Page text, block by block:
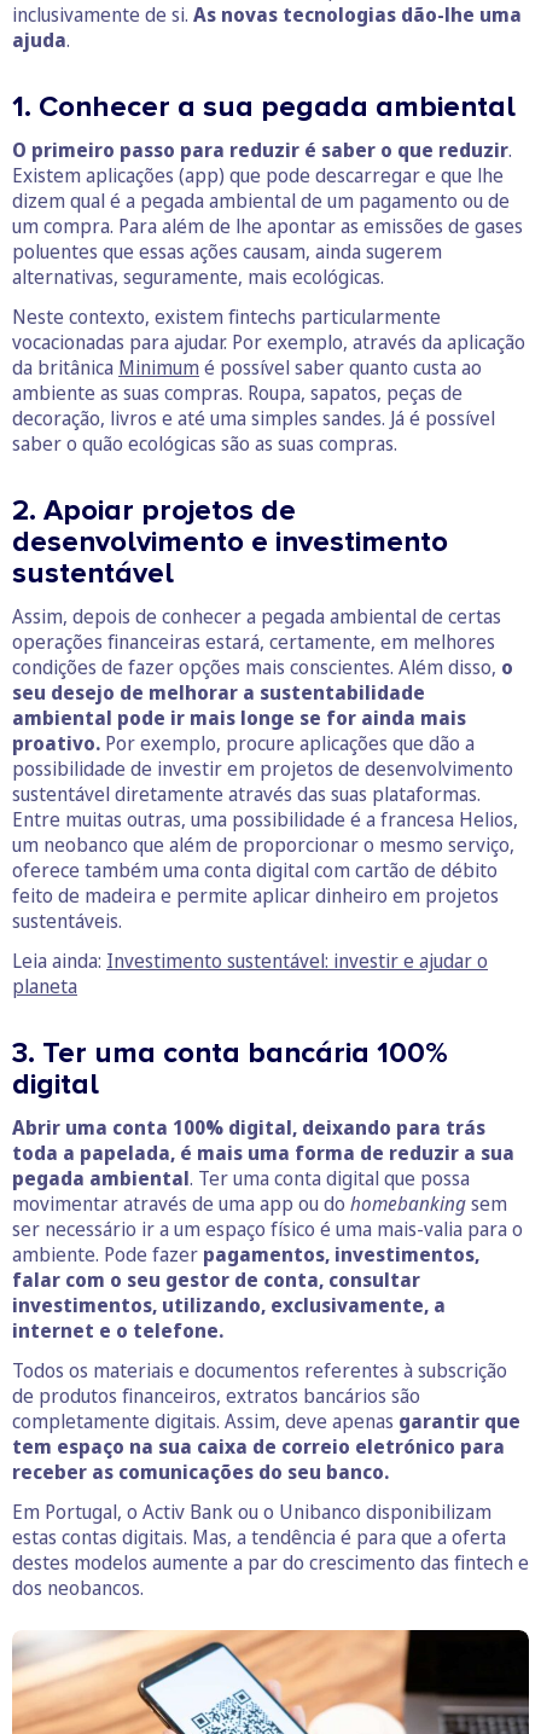
inclusivamente de si. As novas tecnologias dão-lhe uma
ajuda.
1. Conhecer a sua pegada ambiental
O primeiro passo para reduzir é saber o que reduzir.
Existem aplicações (app) que pode descarregar e que lhe
dizem qual é a pegada ambiental de um pagamento ou de
um compra. Para além de lhe apontar as emissões de gases
poluentes que essas ações causam, ainda sugerem
alternativas, seguramente, mais ecológicas.
Neste contexto, existem fintechs particularmente
vocacionadas para ajudar. Por exemplo, através da aplicação
da britânica Minimum é possível saber quanto custa ao
ambiente as suas compras. Roupa, sapatos, peças de
decoração, livros e até uma simples sandes. Já é possível
saber o quão ecológicas são as suas compras.
2. Apoiar projetos de
desenvolvimento e investimento
sustentável
Assim, depois de conhecer a pegada ambiental de certas
operações financeiras estará, certamente, em melhores
condições de fazer opções mais conscientes. Além disso, o
seu desejo de melhorar a sustentabilidade
ambiental pode ir mais longe se for ainda mais
proativo. Por exemplo, procure aplicações que dão a
possibilidade de investir em projetos de desenvolvimento
sustentável diretamente através das suas plataformas.
Entre muitas outras, uma possibilidade é a francesa Helios,
um neobanco que além de proporcionar o mesmo serviço,
oferece também uma conta digital com cartão de débito
feito de madeira e permite aplicar dinheiro em projetos
sustentáveis.
Leia ainda: Investimento sustentável: investir e ajudar o
planeta
3. Ter uma conta bancária 100%
digital
Abrir uma conta 100% digital, deixando para trás
toda a papelada, é mais uma forma de reduzir a sua
pegada ambiental. Ter uma conta digital que possa
movimentar através de uma app ou do homebankingsem
ser necessário ir a um espaço físico é uma mais-valia para o
ambiente. Pode fazer pagamentos, investimentos,
falar com o seu gestor de conta, consultar
investimentos, utilizando, exclusivamente, a
internet e o telefone.
Todos os materiais e documentos referentes à subscrição
de produtos financeiros, extratos bancários são
completamente digitais. Assim, deve apenas garantir que
tem espaço na sua caixa de correio eletrónico para
receber as comunicações do seu banco.
Em Portugal, o Activ Bank ou o Unibanco disponibilizam
estas contas digitais. Mas, a tendência é para que a oferta
destes modelos aumente a par do crescimento das fintech e
dos neobancos.